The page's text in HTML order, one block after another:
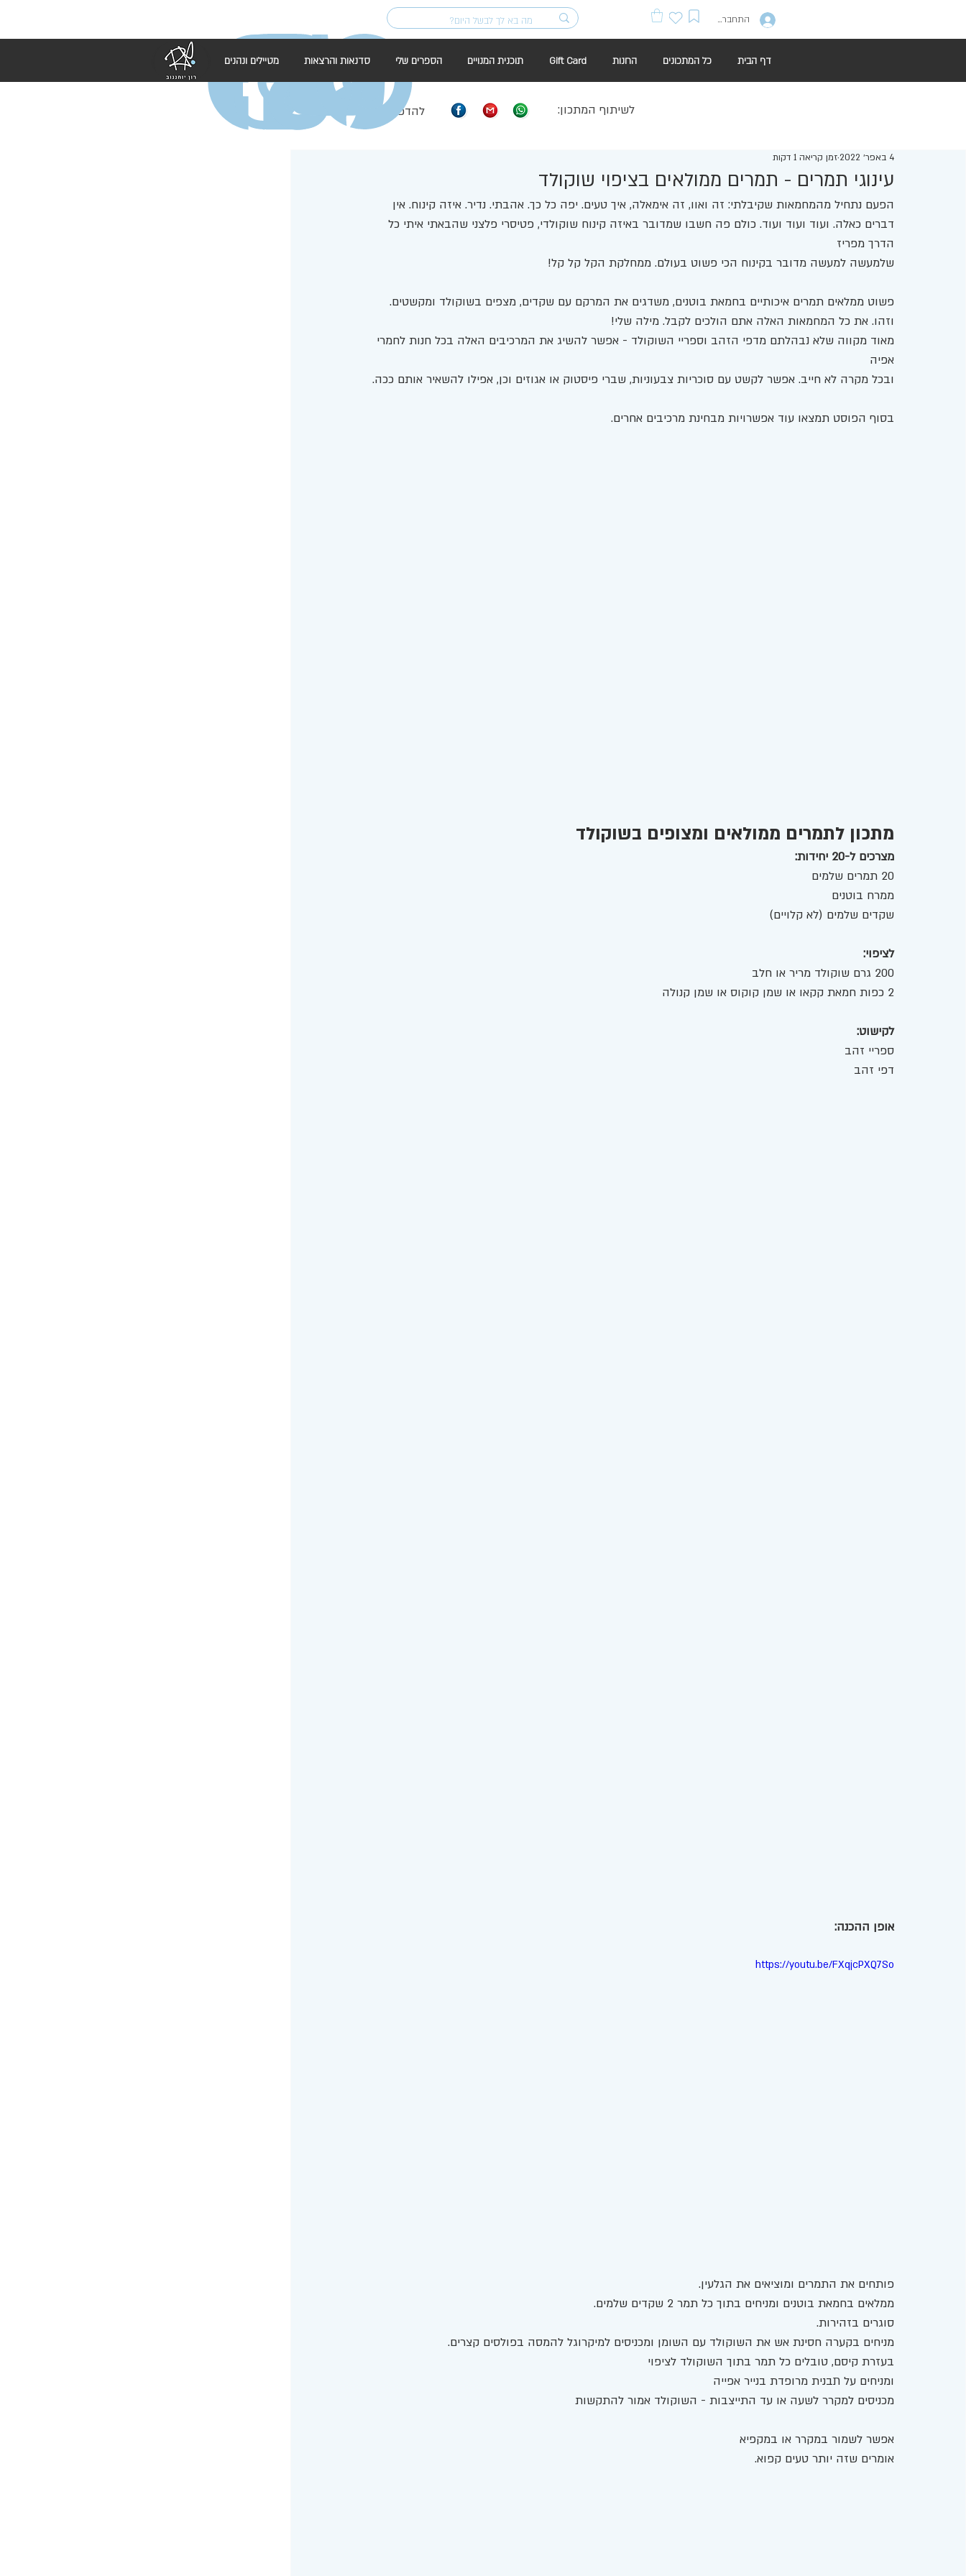
התחברות
דף הבית כל המתכונים החנות Gift Card תוכנית המנויים הספרים שלי סדנאות והרצאות מטיילים ונהנים
להדפסה: לשיתוף המתכון:
עינוגי תמרים - תמרים ממולאים בציפוי שוקולד
4 באפר׳ 2022 זמן קריאה 1 דקות
הפעם נתחיל מהמחמאות שקיבלתי: זה ואוו, זה אימאלה, איך טעים. יפה כל כך. אהבתי. נדיר. איזה קינוח. אין
דברים כאלה. ועוד ועוד ועוד. כולם פה חשבו שמדובר באיזה קינוח שוקולדי, פטיסרי פלצני שהבאתי איתי כל
הדרך מפריז
שלמעשה למעשה מדובר בקינוח הכי פשוט בעולם. ממחלקת הקל קל קל!
פשוט ממלאים תמרים איכותיים בחמאת בוטנים, משדגים את המרקם עם שקדים, מצפים בשוקולד ומקשטים.
וזהו. את כל המחמאות האלה אתם הולכים לקבל. מילה שלי!
מאוד מקווה שלא נבהלתם מדפי הזהב וספריי השוקולד - אפשר להשיג את המרכיבים האלה בכל חנות לחמרי
אפיה
ובכל מקרה לא חייב. אפשר לקשט עם סוכריות צבעוניות, שברי פיסטוק או אגוזים וכן, אפילו להשאיר אותם ככה.
בסוף הפוסט תמצאו עוד אפשרויות מבחינת מרכיבים אחרים.
מתכון לתמרים ממולאים ומצופים בשוקולד
מצרכים ל-20 יחידות:
20 תמרים שלמים
ממרח בוטנים
שקדים שלמים (לא קלויים)
לציפוי:
200 גרם שוקולד מריר או חלב
2 כפות חמאת קקאו או שמן קוקוס או שמן קנולה
לקישוט:
ספריי זהב
דפי זהב
אופן ההכנה:
https://youtu.be/FXqjcPXQ7So
פותחים את התמרים ומוציאים את הגלעין.
ממלאים בחמאת בוטנים ומניחים בתוך כל תמר 2 שקדים שלמים.
סוגרים בזהירות.
מניחים בקערה חסינת אש את השוקולד עם השומן ומכניסים למיקרוגל להמסה בפולסים קצרים.
בעזרת קיסם, טובלים כל תמר בתוך השוקולד לציפוי
ומניחים על תבנית מרופדת בנייר אפייה
מכניסים למקרר לשעה או עד התייצבות - השוקולד אמור להתקשות
אפשר לשמור במקרר או במקפיא
אומרים שזה יותר טעים קפוא.